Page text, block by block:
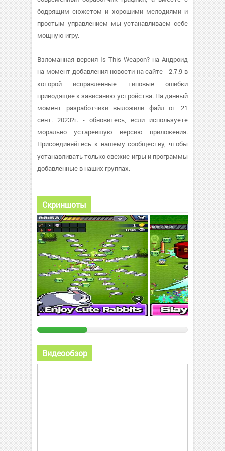
бодрящим сюжетом и хорошими мелодиями и
простым управлением мы устанавливаем себе
мощную игру.
Взломанная версия Is This Weapon? на Андроид
на момент добавления новости на сайте - 2.7.9 в
которой исправленные типовые ошибки
приводящие к зависанию устройства. На данный
момент разработчики выложили файл от 21
сент. 2023?г. - обновитесь, если используете
морально устаревшую версию приложения.
Присоединяйтесь к нашему сообществу, чтобы
устанавливать только свежие игры и программы
добавленные в наших группах.
Скриншоты
Видеообзор